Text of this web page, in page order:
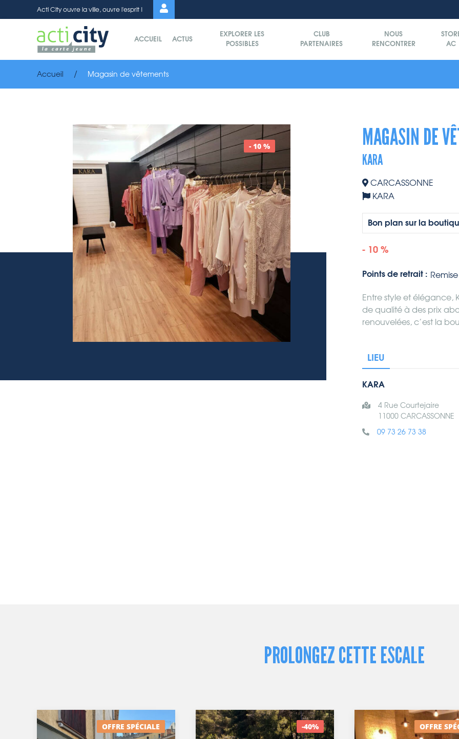
Acti City ouvre la ville, ouvre l'esprit !
ACCUEIL ACTUS
EXPLORER LES
POSSIBLES
CLUB
PARTENAIRES
NOUS
RENCONTRER
AC
Accueil Magasin de vêtements
- 10 % MAGASIN DE
KARA
CARCASSONNE
KARA
- 10 %
Points de retrait :
Entre style et élégance,
de qualité à des prix
renouvelées, c’est la
LIEU
KARA
4 Rue Courtejaire
11000 CARCASSONNE
09 73 26 73 38
PROLONGEZ CETTE ESCALE
-40% OFFRE SPÉCIALE
Panneau de gestion des cookies